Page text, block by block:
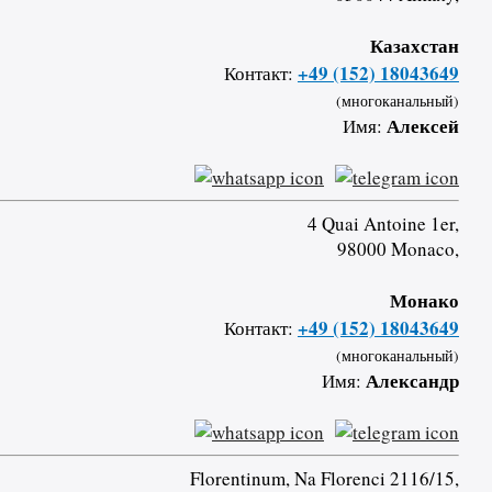
Казахстан
Контакт: +49 (152) 18043649
(многоканальный)
Имя: Алексей
4 Quai Antoine 1er,
98000 Monaco,
Монако
Контакт: +49 (152) 18043649
(многоканальный)
Имя: Александр
Florentinum, Na Florenci 2116/15,